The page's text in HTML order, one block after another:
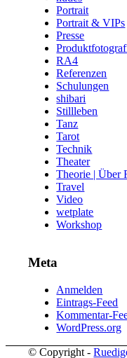
Portrait
Portrait & VIPs
Presse
RA4
Referenzen
Schulungen
shibari
Stillleben
Tanz
Tarot
Technik
Theater
Theorie | Über
Travel
Video
wetplate
Workshop
Meta
Anmelden
Eintrags-Feed
Kommentar-
WordPress.org
© Copyright -